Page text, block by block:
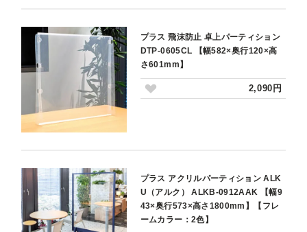
プラス 飛沫防止 卓上パーティション
DTP-0605CL 【幅582×奥行120×高
さ601mm】
2,090円
プラス アクリルパーティション ALK
U（アルク） ALKB-0912AAK 【幅9
43×奥行573×高さ1800mm】【フレ
ームカラー：2色】